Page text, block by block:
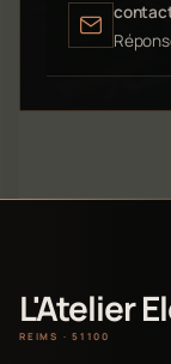
L'Atelier
REIMS · 51100